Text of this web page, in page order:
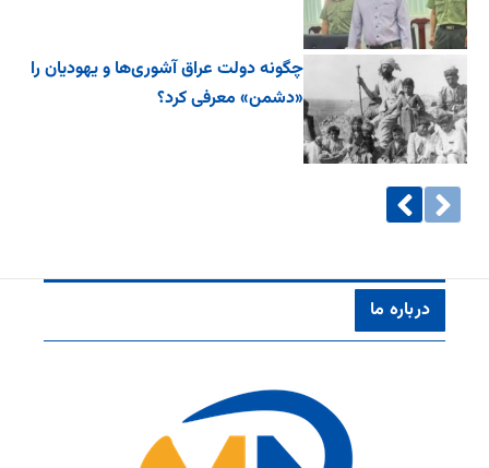
چگونه دولت عراق آشوری‌ها و یهودیان را
«دشمن» معرفی کرد؟
درباره ما